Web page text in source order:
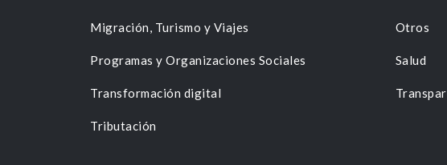
Migración, Turismo y Viajes Otros
Programas y Organizaciones Sociales Salud
Transformación digital
Tributación